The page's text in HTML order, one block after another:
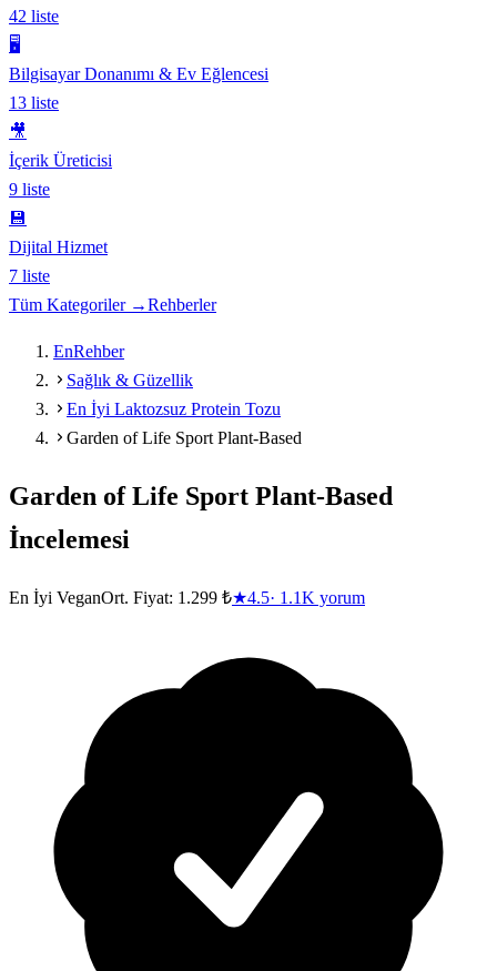
42 liste
🖥️
Bilgisayar Donanımı & Ev Eğlencesi
13 liste
🎥
İçerik Üreticisi
9 liste
💾
Dijital Hizmet
7 liste
Tüm Kategoriler →Rehberler
EnRehber
Sağlık & Güzellik
En İyi Laktozsuz Protein Tozu
Garden of Life Sport Plant-Based
Garden of Life Sport Plant-Based
İncelemesi
En İyi VeganOrt. Fiyat: 1.299 ₺★4.5· 1.1K yorum